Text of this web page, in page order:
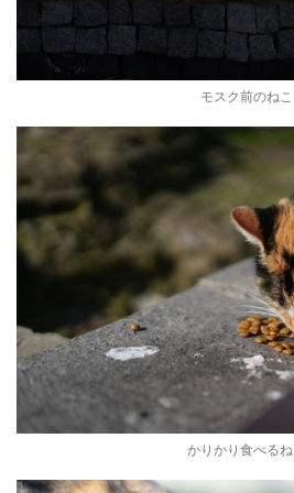
モスク前のねこ
かりかり食べるね